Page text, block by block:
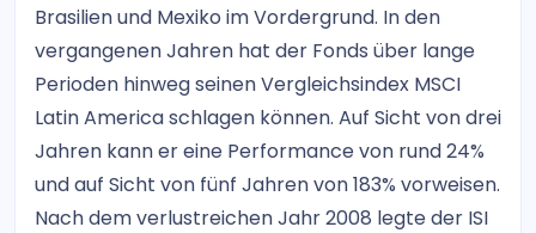
Brasilien und Mexiko im Vordergrund. In den
vergangenen Jahren hat der Fonds über lange
Perioden hinweg seinen Vergleichsindex MSCI
Latin America schlagen können. Auf Sicht von drei
Jahren kann er eine Performance von rund 24%
und auf Sicht von fünf Jahren von 183% vorweisen.
Nach dem verlustreichen Jahr 2008 legte der ISI